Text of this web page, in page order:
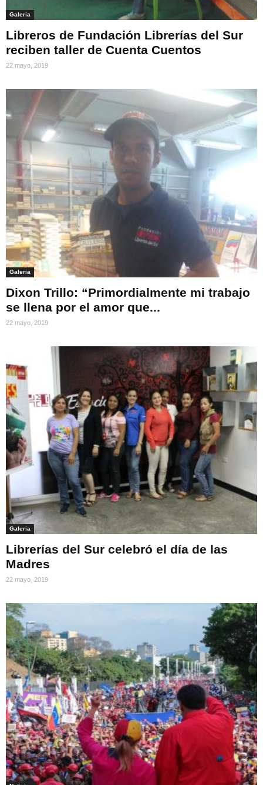
Galeria
Libreros de Fundación Librerías del Sur
reciben taller de Cuenta Cuentos
22 mayo, 2019
Galeria
Dixon Trillo: “Primordialmente mi trabajo
se llena por el amor que...
22 mayo, 2019
Galeria
Librerías del Sur celebró el día de las
Madres
22 mayo, 2019